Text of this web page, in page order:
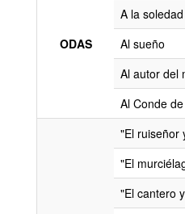
ODAS
A la soledad
Al sueño
Al autor del
Al Conde
"El ruiseñor
"El
"El cantero